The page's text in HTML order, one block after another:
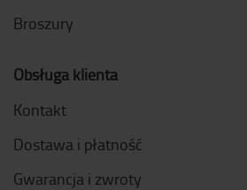
Broszury
Obsługa klienta
Kontakt
Dostawa i płatność
Gwarancja i zwroty